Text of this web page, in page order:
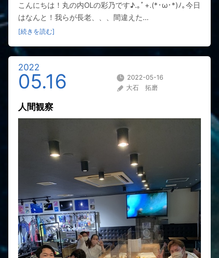
こんにちは！丸の内OLの彩乃です♪.｡ﾟ+.(*･ω･*)ﾉ｡今日
はなんと！我らが長老、、、間違えた...
[続きを読む]
2022
05.16
2022-05-16
大石 拓磨
人間観察